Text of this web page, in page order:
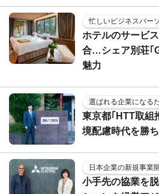
忙しいビジネスパー
ホテルのサービ
合…シェア別荘｢
魅力
選ばれる企業になる
東京都｢HTT取組
境配慮時代を勝
日本企業の新規事業
小手先の協業を